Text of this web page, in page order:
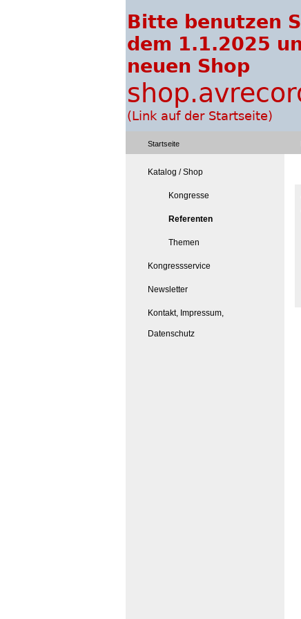
Startseite
Katalog / Shop
Kongresse
Referenten
Themen
Kongressservice
Newsletter
Kontakt, Impressum,
Datenschutz